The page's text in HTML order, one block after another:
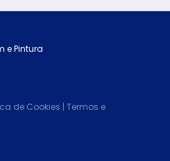
e Pintura
de Cookies | Termos e